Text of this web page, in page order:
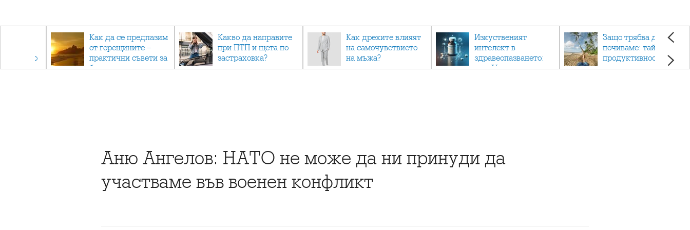
отново
Как да се предпазим
от горещините –
практични съвети за
безопасно лято
Какво да направите
при ПТП и щета по
застраховка?
Как дрехите влияят
на самочувствието
на мъжа?
Изкуственият
интелект в
здравеопазването:
как AI променя
Защо трябва да си
почиваме: тайната на
продуктивността,
здравето и добрия
Аню Ангелов: НАТО не може да ни принуди да
участваме във военен конфликт